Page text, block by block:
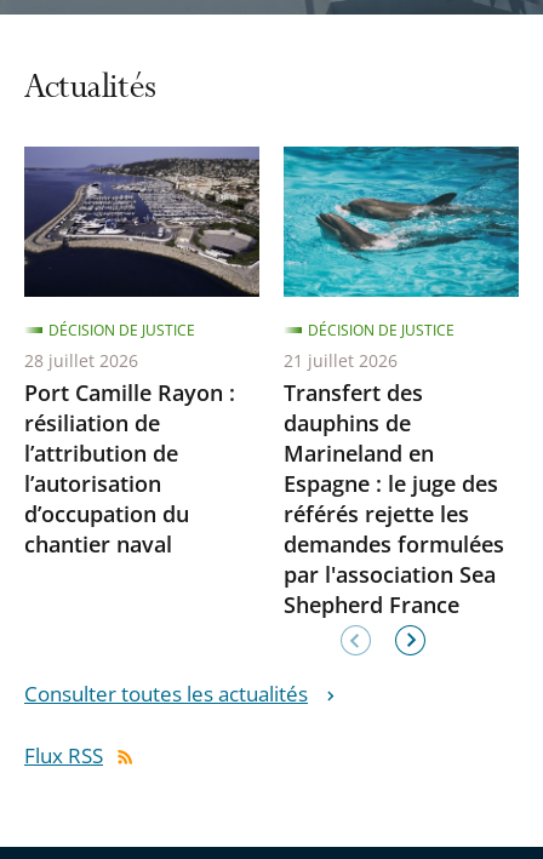
Actualités
Port Camille Rayon :
résiliation de
l’attribution de
l’autorisation
d’occupation du
chantier naval
DÉCISION DE JUSTICE
28 juillet 2026
Transfert des
dauphins de
Marineland en
Espagne : le juge des
référés rejette les
demandes formulées
par l'association Sea
Shepherd France
DÉCISION DE JUSTICE
21 juillet 2026
Consulter toutes les actualités
Flux RSS
Élément
précédent
Élément
suivant